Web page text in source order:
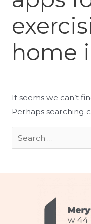
home
It seems we can’t
Perhaps searching